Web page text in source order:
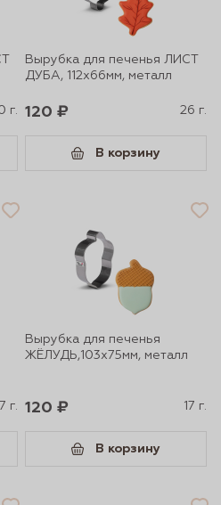
г.
Вырубка для печенья ЛИСТ
ДУБА, 112х66мм, металл
120 ₽ 26 г.
В корзину
г.
Вырубка для печенья
ЖЁЛУДЬ,103х75мм, металл
120 ₽ 17 г.
В корзину